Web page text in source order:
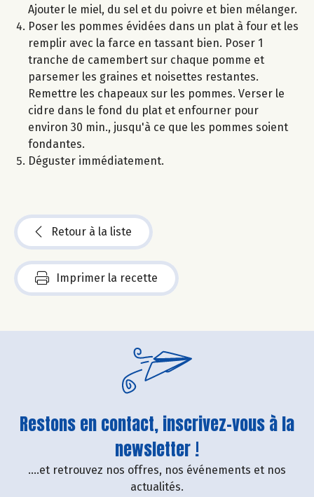
Ajouter le miel, du sel et du poivre et bien mélanger.
Poser les pommes évidées dans un plat à four et les
remplir avec la farce en tassant bien. Poser 1
tranche de camembert sur chaque pomme et
parsemer les graines et noisettes restantes.
Remettre les chapeaux sur les pommes. Verser le
cidre dans le fond du plat et enfourner pour
environ 30 min., jusqu'à ce que les pommes soient
fondantes.
Déguster immédiatement.
Retour à la liste
Imprimer la recette
Restons en contact, inscrivez-vous à la
newsletter !
....et retrouvez nos offres, nos événements et nos
actualités.